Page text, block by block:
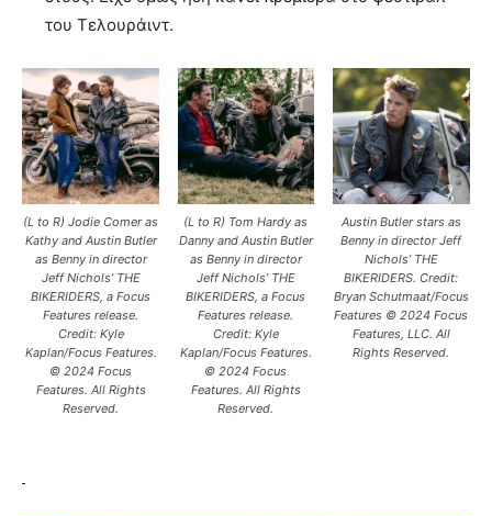
του Τελουράιντ.
(L to R) Jodie Comer as
Kathy and Austin Butler
as Benny in director
Jeff Nichols’ THE
BIKERIDERS, a Focus
Features release.
Credit: Kyle
Kaplan/Focus Features.
© 2024 Focus
Features. All Rights
Reserved.
(L to R) Tom Hardy as
Danny and Austin Butler
as Benny in director
Jeff Nichols’ THE
BIKERIDERS, a Focus
Features release.
Credit: Kyle
Kaplan/Focus Features.
© 2024 Focus
Features. All Rights
Reserved.
Austin Butler stars as
Benny in director Jeff
Nichols’ THE
BIKERIDERS. Credit:
Bryan Schutmaat/Focus
Features © 2024 Focus
Features, LLC. All
Rights Reserved.